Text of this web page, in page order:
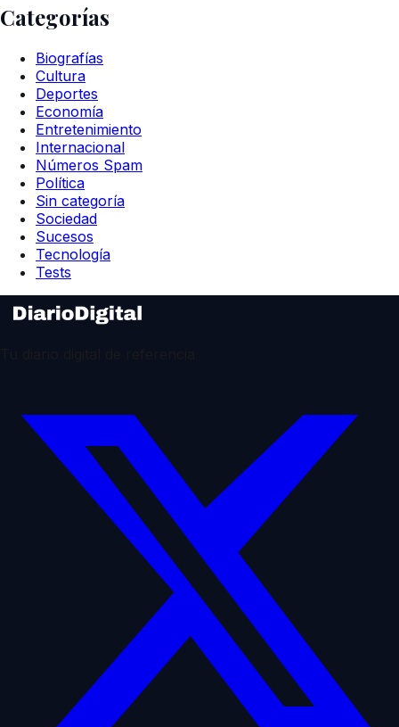
Categorías
Biografías
Cultura
Deportes
Economía
Entretenimiento
Internacional
Números Spam
Política
Sin categoría
Sociedad
Sucesos
Tecnología
Tests